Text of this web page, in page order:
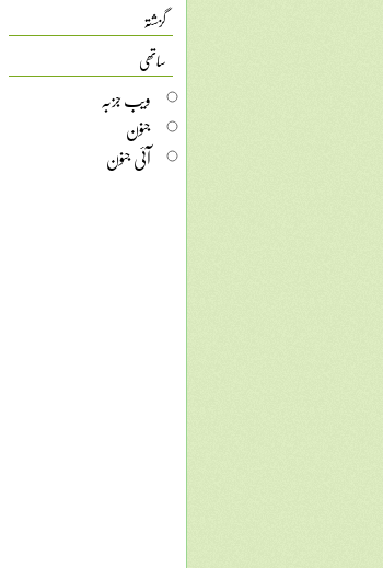
گزشتہ
ساتھی
ویب جزبہ
جنون
آئی جنون